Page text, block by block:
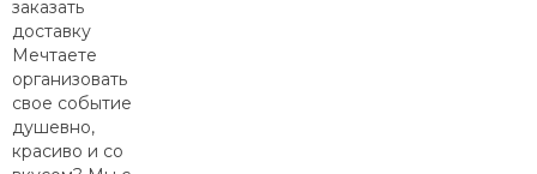
Мечтаете
организовать
свое событие
душевно,
красиво и со